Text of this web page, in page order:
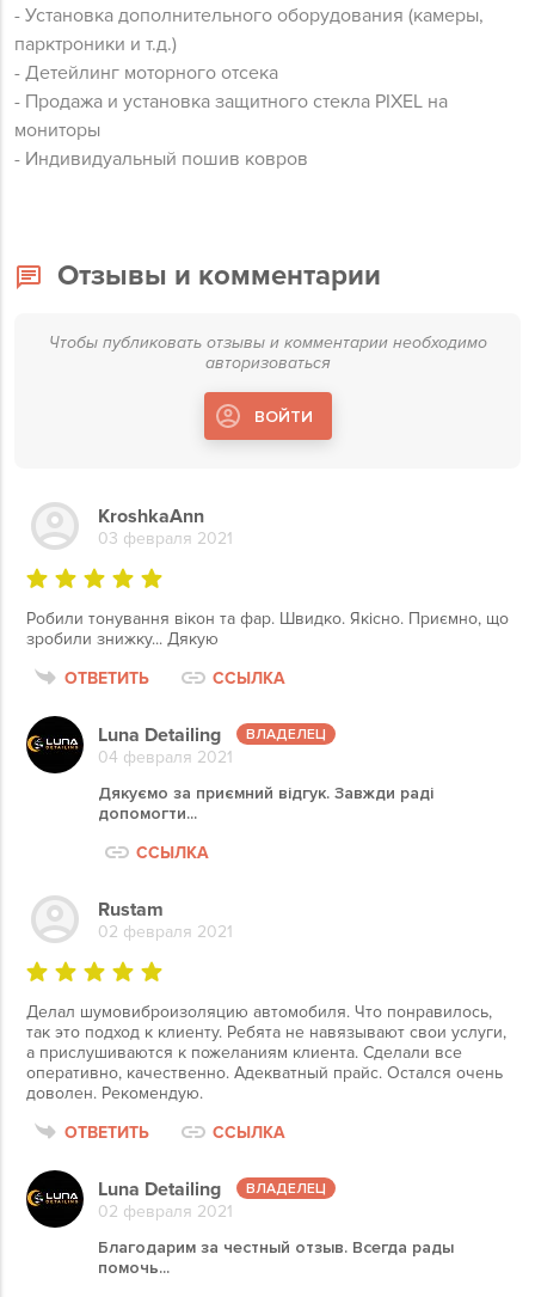
- Установка дополнительного оборудования (камеры,
парктроники и т.д.)
- Детейлинг моторного отсека
- Продажа и установка защитного стекла PIXEL на
мониторы
- Индивидуальный пошив ковров
Отзывы и комментарии
Чтобы публиковать отзывы и комментарии необходимо
авторизоваться
ВОЙТИ
KroshkaAnn
03 февраля 2021
Робили тонування вікон та фар. Швидко. Якісно. Приємно, що
зробили знижку... Дякую
ОТВЕТИТЬ
ССЫЛКА
Luna Detailing
04 февраля 2021
Дякуємо за приємний відгук. Завжди раді
допомогти...
ССЫЛКА
Rustam
02 февраля 2021
Делал шумовиброизоляцию автомобиля. Что понравилось,
так это подход к клиенту. Ребята не навязывают свои услуги,
а прислушиваются к пожеланиям клиента. Сделали все
оперативно, качественно. Адекватный прайс. Остался очень
доволен. Рекомендую.
ОТВЕТИТЬ
ССЫЛКА
Luna Detailing
02 февраля 2021
Благодарим за честный отзыв. Всегда рады
помочь...